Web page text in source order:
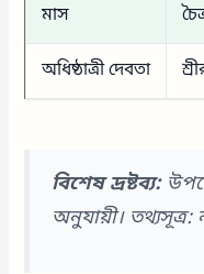
মাস
অধিষ্ঠাত্রী দেবতা
বিশেষ দ্রষ্টব্য:
অনুযায়ী। তথ্যসূত্র: